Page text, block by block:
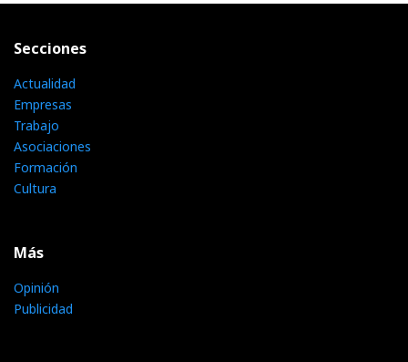
Secciones
Actualidad
Empresas
Trabajo
Asociaciones
Formación
Cultura
Más
Opinión
Publicidad